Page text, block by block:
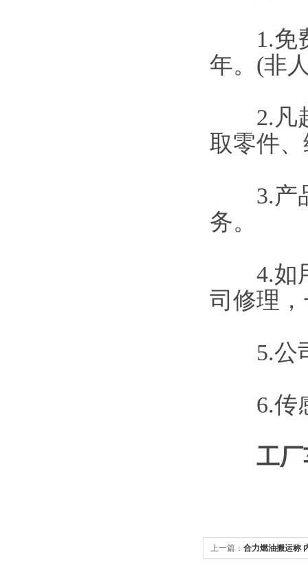
1.免费
年。(非
2.凡超
取零件
3.产品
务。
4.如用
司修理
5.公司
6.传感
工
上一篇： 合力燃油搬运称